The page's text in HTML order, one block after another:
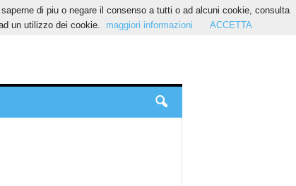
di piu o negare il consenso a tutti o ad alcuni cookie, consulta
un utilizzo dei cookie.
maggiori informazioni ACCETTA